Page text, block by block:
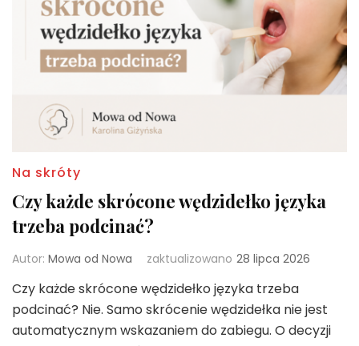
Na skróty
Czy każde skrócone wędzidełko języka
trzeba podcinać?
Autor: Mowa od Nowa zaktualizowano 28 lipca 2026
Czy każde skrócone wędzidełko języka trzeba
podcinać? Nie. Samo skrócenie wędzidełka nie jest
automatycznym wskazaniem do zabiegu. O decyzji